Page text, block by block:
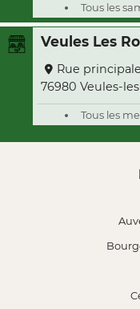
Tous les
Veules Les
Rue principale
76980 Veules-
Tous les